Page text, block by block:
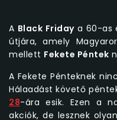
A Black Fridaya 60-as
útjára, amely
mellett Fekete Péntek
A Fekete Pénteknek
Hálaadást követő
28-ára esik. Ezen a
akciók, de lesznek